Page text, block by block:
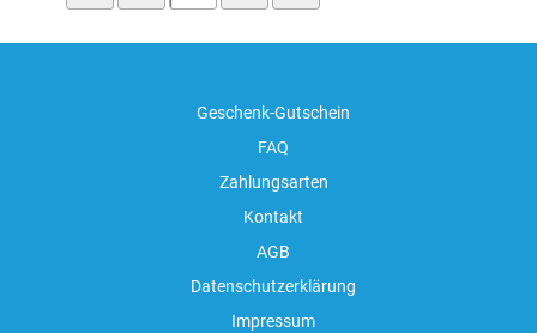
Geschenk-Gutschein
FAQ
Zahlungsarten
Kontakt
AGB
Datenschutzerklärung
Impressum